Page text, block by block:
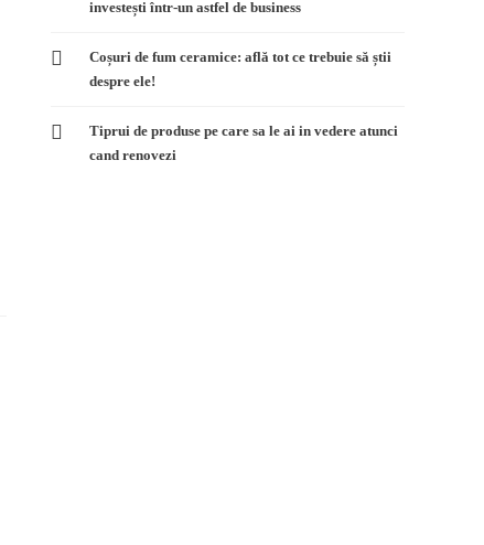
investești într-un astfel de business
Coșuri de fum ceramice: află tot ce trebuie să știi
despre ele!
Tiprui de produse pe care sa le ai in vedere atunci
cand renovezi